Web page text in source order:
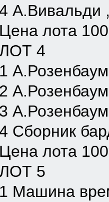
А.Вивальди
Цена лота
4
1
2
3
Сборник
Цена лота
5
1 Машина